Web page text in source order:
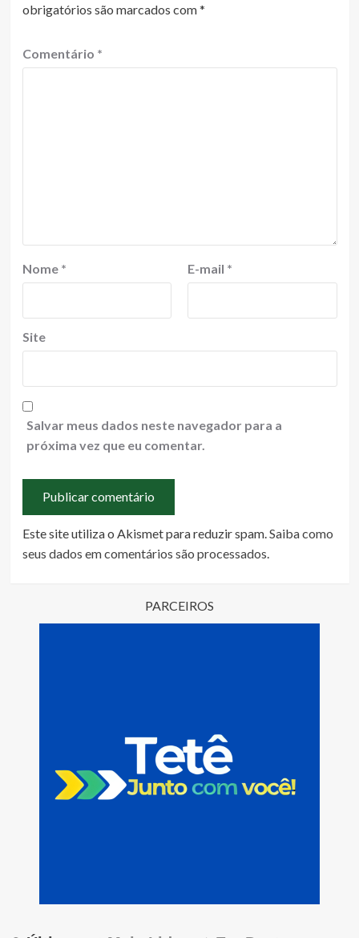
obrigatórios são marcados com*
Comentário *
Nome * E-mail *
Site
Salvar meus dados neste navegador para a
próxima vez que eu comentar.
Este site utiliza o Akismet para reduzir spam. Saiba como
seus dados em comentários são processados
PARCEIROS